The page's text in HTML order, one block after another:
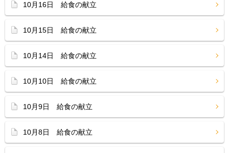
10月16日 給食の献立
10月15日 給食の献立
10月14日 給食の献立
10月10日 給食の献立
10月9日 給食の献立
10月8日 給食の献立